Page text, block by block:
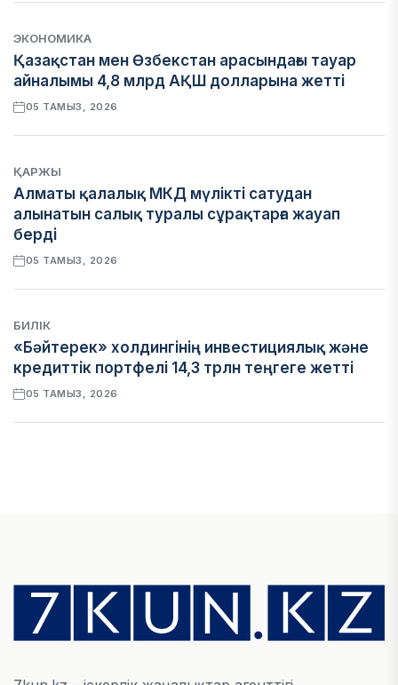
ЭКОНОМИКА
Қазақстан мен Өзбекстан арасындағы тауар
айналымы 4,8 млрд АҚШ долларына жетті
05 ТАМЫЗ, 2026
ҚАРЖЫ
Алматы қалалық МКД мүлікті сатудан
алынатын салық туралы сұрақтарға жауап
берді
05 ТАМЫЗ, 2026
БИЛІК
«Бәйтерек» холдингінің инвестициялық және
кредиттік портфелі 14,3 трлн теңгеге жетті
05 ТАМЫЗ, 2026
ҚАРЖЫ
Отбасы банктің қолдауымен 1,5 жыл ішінде 40
мыңға жуық отбасы қоныс тойын тойлады